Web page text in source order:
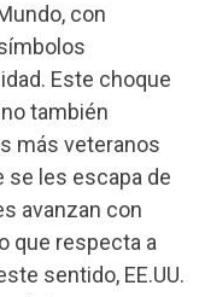
con
Este choque
también
más veteranos
se les escapa de
avanzan con
que respecta a
sentido, EE.UU.